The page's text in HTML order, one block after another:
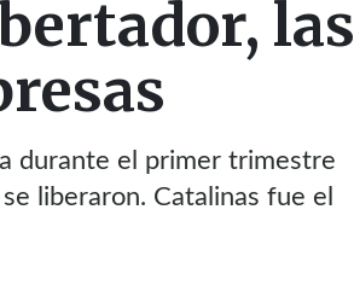
las
durante el primer trimestre
liberaron. Catalinas fue el